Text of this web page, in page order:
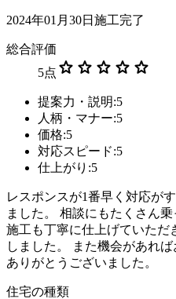
2024年01月30日施工完了
総合評価
5点 star star star star star
提案力・説明:5
人柄・マナー:5
価格:5
対応スピード:5
仕上がり:5
レスポンスが1番早く対応が
ました。 相談にもたくさん
施工も丁寧に仕上げていただ
しました。 また機会があれ
ありがとうございました。
住宅の種類